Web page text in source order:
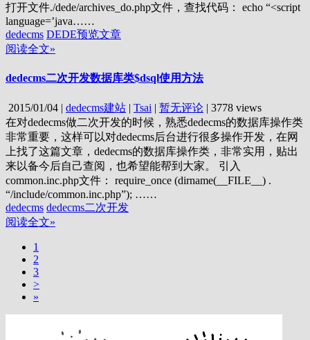
打开文件./dede/archives_do.php文件，查找代码： echo “<script
language=’java……
dedecms DEDE预览文章
阅读全文»
dedecms二次开发数据库类$dsql使用方法
2015/01/04 | dedecms建站 | Tsai | 暂无评论 | 3778 views
在对dedecms做二次开发的时候，熟悉dedecms的数据库操作类
非常重要，这样可以对dedecms后台进行很多操作开发，在网
上找了这篇文章，dedecms的数据库操作类，非常实用，贴出
来以备今后自己查阅，也希望能帮到大家。 引入
common.inc.php文件： require_once (dirname(__FILE__) .
“/include/common.inc.php”); ……
dedecms dedecms二次开发
阅读全文»
1
2
3
>
»